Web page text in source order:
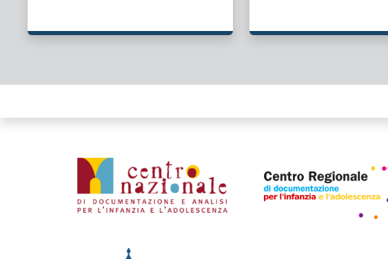
Organismi collegati